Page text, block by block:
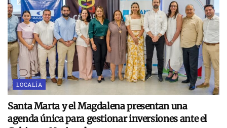
LOCALÍA
Santa Marta y el Magdalena presentan una
agenda única para gestionar inversiones ante el